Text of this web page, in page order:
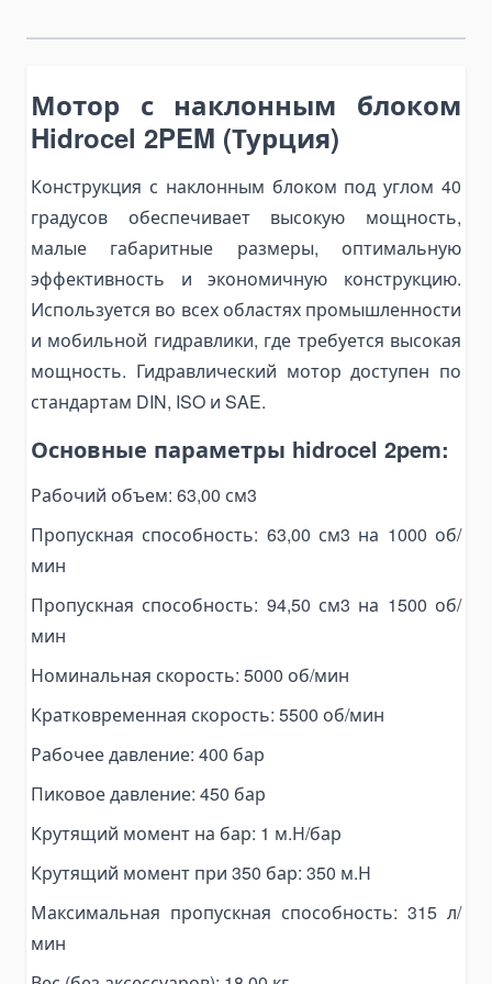
Bending Pipa Manual
Punching and Pressing Tools
Hydraulic Presses
Hydraulic Punching Tools
Electric Hydraulic Punching Machines
Manual Arbor Presses
Expander and Spreader Tools
Mechanical Flange Spreaders
Hydraulic Flange Spreaders
Pipe Expanders
Баки на тягачи
Масляные гидравлические баки
Топливные баки
Комплектующие для баков
Электрогидравлика
Мини-маслостанции
Электромоторы
Комплектующие для маслостанций
Chain Block
Lever Block
Ratchet Load Binder
Lever Load Binder
Ratchet Pullers
Lifting Hooks
Мотор с наклонным блоком
Hidrocel 2PEM (Турция)
Конструкция с наклонным блоком под углом 40
градусов обеспечивает высокую мощность,
малые габаритные размеры, оптимальную
эффективность и экономичную конструкцию.
Используется во всех областях промышленности
и мобильной гидравлики, где требуется высокая
мощность. Гидравлический мотор доступен по
стандартам DIN, ISO и SAE.
Основные параметры hidrocel 2pem:
Рабочий объем: 63,00 см3
Пропускная способность: 63,00 см3 на 1000 об/
мин
Пропускная способность: 94,50 см3 на 1500 об/
мин
Номинальная скорость: 5000 об/мин
Кратковременная скорость: 5500 об/мин
Рабочее давление: 400 бар
Пиковое давление: 450 бар
Крутящий момент на бар: 1 м.Н/бар
Крутящий момент при 350 бар: 350 м.Н
Максимальная пропускная способность: 315 л/
мин